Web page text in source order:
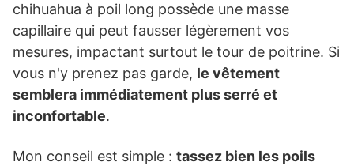
chihuahua à poil long possède une masse
capillaire qui peut fausser légèrement vos
mesures, impactant surtout le tour de poitrine. Si
vous n'y prenez pas garde, le vêtement
semblera immédiatement plus serré et
inconfortable.
Mon conseil est simple : tassez bien les poils